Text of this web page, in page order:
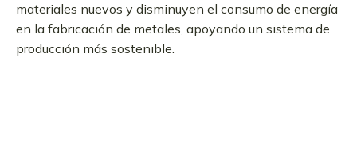
materiales nuevos y disminuyen el consumo de energía
en la fabricación de metales, apoyando un sistema de
producción más sostenible.